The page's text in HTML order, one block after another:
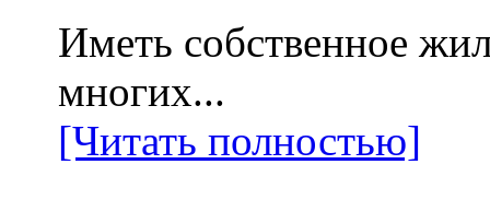
Иметь собственное
многих...
[Читать полностью]